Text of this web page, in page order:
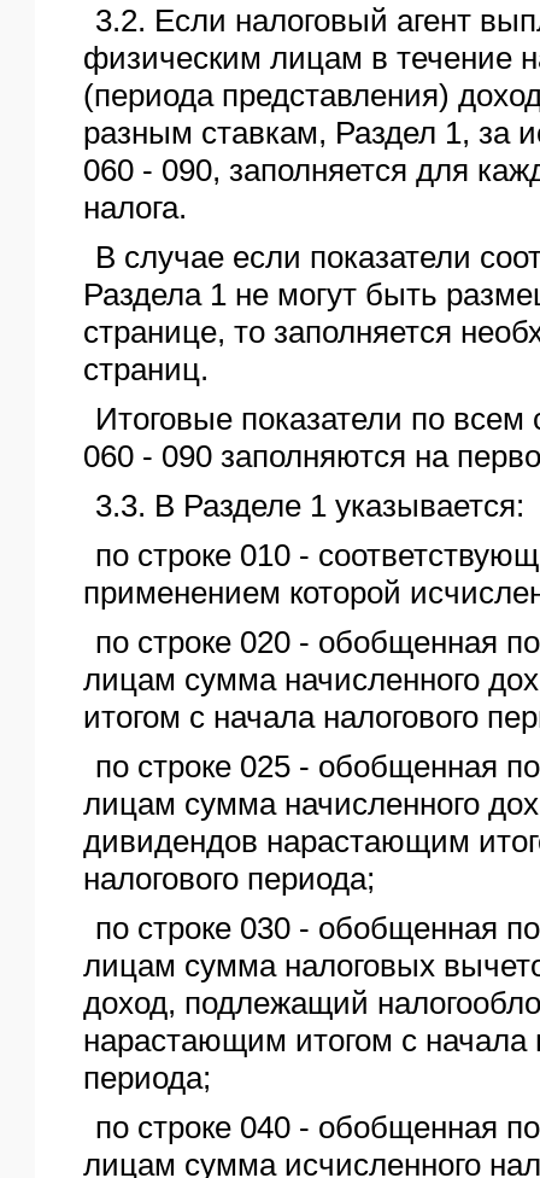
3.2. Если налоговый агент
физическим лицам в течение
(периода представления)
разным ставкам, Раздел 1, за
060 - 090, заполняется для
налога.
В случае если показатели
Раздела 1 не могут быть
странице, то заполняется
страниц.
Итоговые показатели по всем
060 - 090 заполняются на
3.3. В Разделе 1 указывается:
по строке 010 -
применением которой
по строке 020 - обобщенная
лицам сумма начисленного
итогом с начала налогового
по строке 025 - обобщенная
лицам сумма начисленного
дивидендов нарастающим
налогового периода;
по строке 030 - обобщенная
лицам сумма налоговых
доход, подлежащий
нарастающим итогом с начала
периода;
по строке 040 - обобщенная
лицам сумма исчисленного